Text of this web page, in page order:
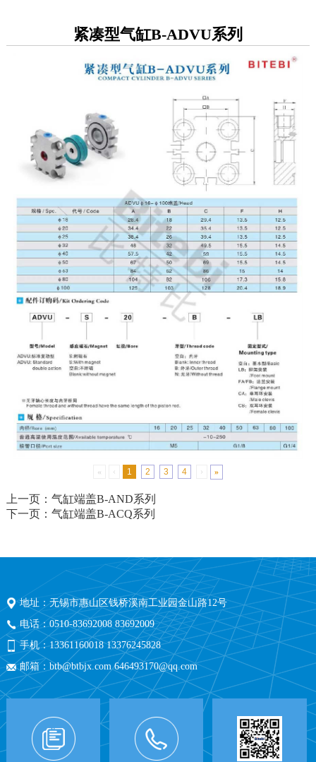
紧凑型气缸B-ADVU系列
« ‹ 1 2 3 4 › »
上一页：气缸端盖B-AND系列
下一页：气缸端盖B-ACQ系列
地址：无锡市惠山区钱桥溪南工业园金山路12号
电话：0510-83692008 83692009
手机：13361160018 13376245828
邮箱：btb@btbjx.com 646493170@qq.com